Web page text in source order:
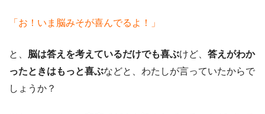
「お！いま脳みそが喜んでるよ！」
と、 脳は答えを考えているだけでも喜ぶけど、 答えがわか
ったときはもっと喜ぶなどと、わたしが言っていたからで
しょうか？